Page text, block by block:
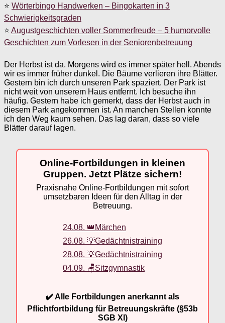
⭐ Wörterbingo Handwerken – Bingokarten in 3
Schwierigkeitsgraden
⭐ Augustgeschichten voller Sommerfreude – 5 humorvolle
Geschichten zum Vorlesen in der Seniorenbetreuung
Der Herbst ist da. Morgens wird es immer später hell. Abends
wir es immer früher dunkel. Die Bäume verlieren ihre Blätter.
Gestern bin ich durch unseren Park spaziert. Der Park ist
nicht weit von unserem Haus entfernt. Ich besuche ihn
häufig. Gestern habe ich gemerkt, dass der Herbst auch in
diesem Park angekommen ist. An manchen Stellen konnte
ich den Weg kaum sehen. Das lag daran, dass so viele
Blätter darauf lagen.
Online-Fortbildungen in kleinen
Gruppen. Jetzt Plätze sichern!
Praxisnahe Online-Fortbildungen mit sofort
umsetzbaren Ideen für den Alltag in der
Betreuung.
24.08. 👑Märchen
26.08. 💡Gedächtnistraining
28.08. 💡Gedächtnistraining
04.09. 🪑Sitzgymnastik
✔️ Alle Fortbildungen anerkannt als
Pflichtfortbildung für Betreuungskräfte (§53b
SGB XI)